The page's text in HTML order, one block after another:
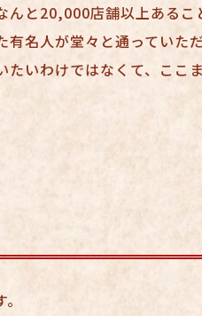
と20,000店舗以上あるこ
名人が堂々と通っていた
いわけではなくて、ここ